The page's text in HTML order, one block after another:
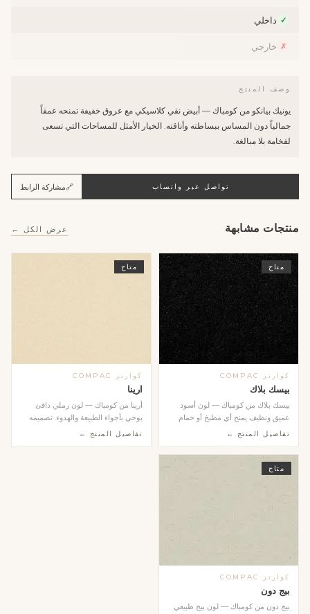
✓ داخلي
✗ خارجي
وصف المنتج
يونيك بيانكو من كومباك — أبيض نقي كلاسيكي مع عروق خفيفة تمنحه عمقاً
جمالياً دون المساس ببساطته وأناقته. الخيار الأمثل للمساحات التي تسعى
لفخامة بلا مبالغة.
تواصل عبر واتساب 🔗مشاركة الرابط
منتجات مشابهة عرض الكل ←
متاح
كوارتز COMPAC
بيسك بلاك
بيسك بلاك من كومباك — لون أسود
عميق ونظيف يمنح أي مطبخ أو حمام
طابعاً عصرياً جري...
تفاصيل المنتج ←
متاح
كوارتز COMPAC
ارينا
أرينا من كومباك — لون رملي دافئ
يوحي بأجواء الطبيعة والهدوء. تصميمه
المتجانس وال...
تفاصيل المنتج ←
متاح
كوارتز COMPAC
بيج دون
بيج دون من كومباك — لون بيج طبيعي